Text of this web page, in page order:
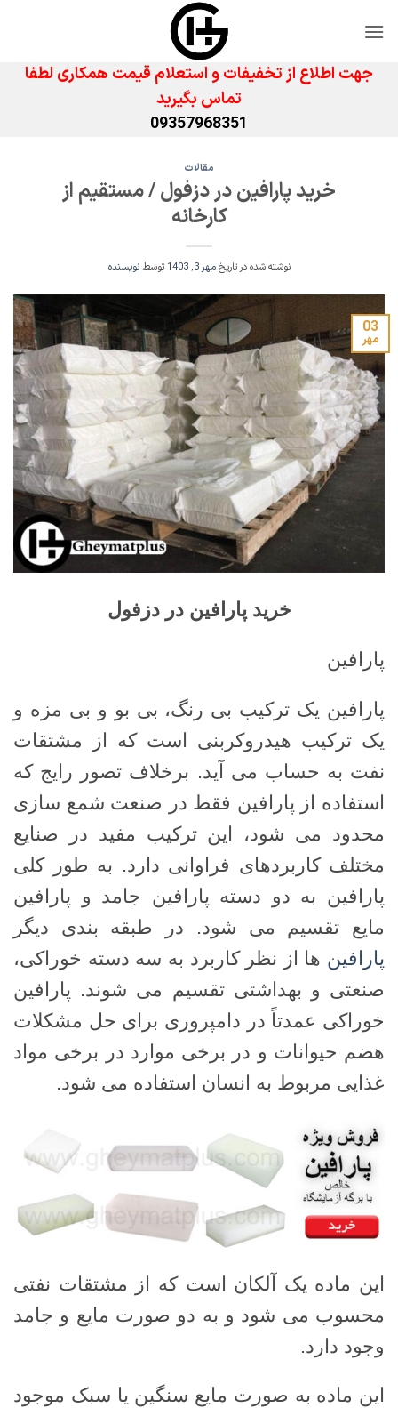
جهت اطلاع از تخفیفات و استعلام قیمت همکاری لطفا
تماس بگیرید
09357968351
مقالات
خرید پارافین در دزفول / مستقیم از
کارخانه
نوشته شده در تاریخمهر 3, 1403 توسطنویسنده
03
مهر
خرید پارافین در دزفول
پارافین
پارافین یک ترکیب بی رنگ، بی بو و بی مزه و
یک ترکیب هیدروکربنی است که از مشتقات
نفت به حساب می آید. برخلاف تصور رایج که
استفاده از پارافین فقط در صنعت شمع سازی
محدود می شود، این ترکیب مفید در صنایع
مختلف کاربردهای فراوانی دارد. به طور کلی
پارافین به دو دسته پارافین جامد و پارافین
مایع تقسیم می شود. در طبقه بندی دیگر
پارافین ها از نظر کاربرد به سه دسته خوراکی،
صنعتی و بهداشتی تقسیم می شوند. پارافین
خوراکی عمدتاً در دامپروری برای حل مشکلات
هضم حیوانات و در برخی موارد در برخی مواد
غذایی مربوط به انسان استفاده می شود.
این ماده یک آلکان است که از مشتقات نفتی
محسوب می شود و به دو صورت مایع و جامد
وجود دارد.
این ماده به صورت مایع سنگین یا سبک موجود